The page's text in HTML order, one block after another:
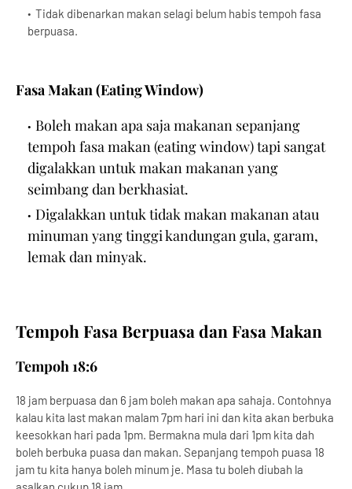
Tidak dibenarkan makan selagi belum habis tempoh fasa
berpuasa.
Fasa Makan (Eating Window)
Boleh makan apa saja makanan sepanjang
tempoh fasa makan (eating window) tapi sangat
digalakkan untuk makan makanan yang
seimbang dan berkhasiat.
Digalakkan untuk tidak makan makanan atau
minuman yang tinggi kandungan gula, garam,
lemak dan minyak.
Tempoh Fasa Berpuasa dan Fasa Makan
Tempoh 18:6
18 jam berpuasa dan 6 jam boleh makan apa sahaja. Contohnya
kalau kita last makan malam 7pm hari ini dan kita akan berbuka
keesokkan hari pada 1pm. Bermakna mula dari 1pm kita dah
boleh berbuka puasa dan makan. Sepanjang tempoh puasa 18
jam tu kita hanya boleh minum je. Masa tu boleh diubah la